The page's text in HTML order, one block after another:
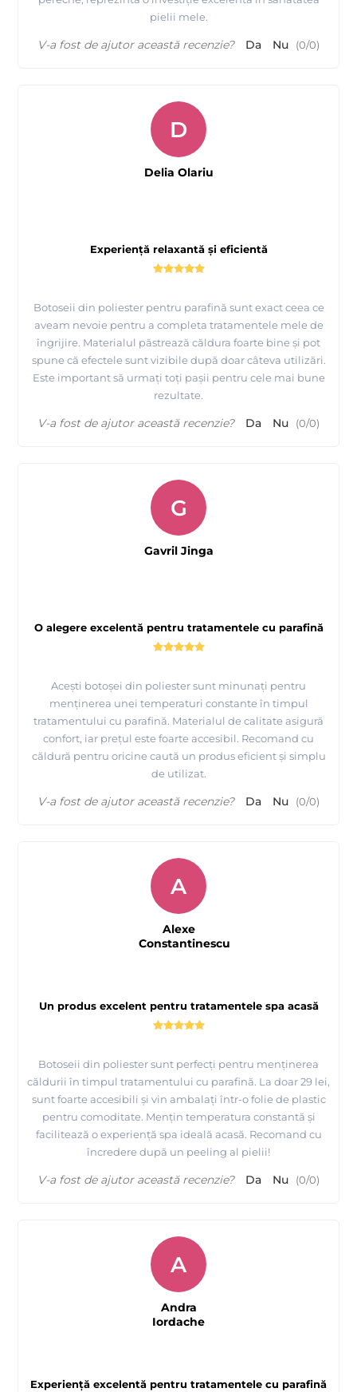
pielii mele.
V-a fost de ajutor această recenzie? Da Nu (0/0)
Experiență relaxantă și eficientă
Botoseii din poliester pentru parafină sunt exact ceea ce
aveam nevoie pentru a completa tratamentele mele de
îngrijire. Materialul păstrează căldura foarte bine și pot
spune că efectele sunt vizibile după doar câteva utilizări.
Este important să urmați toți pașii pentru cele mai bune
rezultate.
D
Delia Olariu
V-a fost de ajutor această recenzie? Da Nu (0/0)
O alegere excelentă pentru tratamentele cu parafină
Acești botoșei din poliester sunt minunați pentru
menținerea unei temperaturi constante în timpul
tratamentului cu parafină. Materialul de calitate asigură
confort, iar prețul este foarte accesibil. Recomand cu
căldură pentru oricine caută un produs eficient și simplu
de utilizat.
G
Gavril Jinga
V-a fost de ajutor această recenzie? Da Nu (0/0)
Un produs excelent pentru tratamentele spa acasă
Botoseii din poliester sunt perfecți pentru menținerea
căldurii în timpul tratamentului cu parafină. La doar 29 lei,
sunt foarte accesibili și vin ambalați într-o folie de plastic
pentru comoditate. Mențin temperatura constantă și
facilitează o experiență spa ideală acasă. Recomand cu
încredere după un peeling al pielii!
A
Alexe
Constantinescu
V-a fost de ajutor această recenzie? Da Nu (0/0)
Experiență excelentă pentru tratamentele cu parafină
A
Andra
Iordache